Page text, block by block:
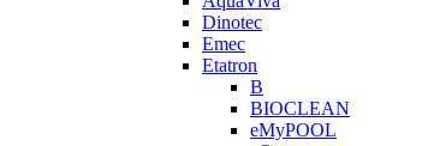
Dinotec
Emec
Etatron
B
BIOCLEAN
eMyPOOL